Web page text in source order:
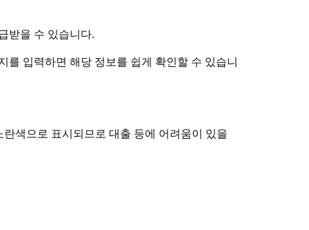
받을 수 있습니다.
입력하면 해당 정보를 쉽게 확인할 수 있습니
색으로 표시되므로 대출 등에 어려움이 있을